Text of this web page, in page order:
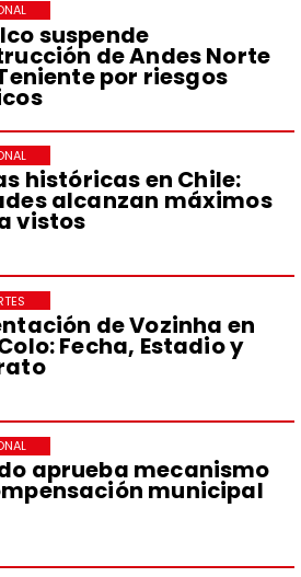
suspende
de Andes Norte
por riesgos
históricas en Chile:
alcanzan máximos
vistos
de Vozinha en
Fecha, Estadio y
aprueba mecanismo
municipal